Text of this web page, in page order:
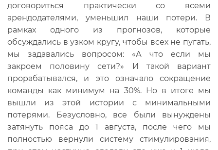
договориться практически со всеми
арендодателями, уменьшил наши потери. В
рамках одного из прогнозов, которые
обсуждались в узком кругу, чтобы всех не пугать,
мы задавались вопросом: «А что если мы
закроем половину сети?» И такой вариант
прорабатывался, и это означало сокращение
команды как минимум на 30%. Но в итоге мы
вышли из этой истории с минимальными
потерями. Безусловно, все были вынуждены
затянуть пояса до 1 августа, после чего мы
полностью вернули систему стимулирования,